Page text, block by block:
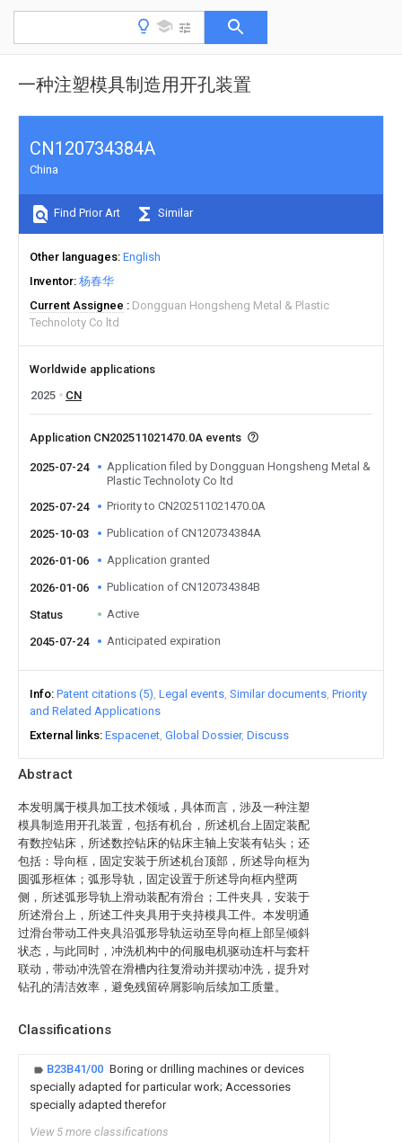
一种注塑模具制造用开孔装置
Abstract
本发明属于模具加工技术领域，具体而言，涉及一种注塑
模具制造用开孔装置，包括有机台，所述机台上固定装配
有数控钻床，所述数控钻床的钻床主轴上安装有钻头；还
包括：导向框，固定安装于所述机台顶部，所述导向框为
圆弧形框体；弧形导轨，固定设置于所述导向框内壁两
侧，所述弧形导轨上滑动装配有滑台；工件夹具，安装于
所述滑台上，所述工件夹具用于夹持模具工件。本发明通
过滑台带动工件夹具沿弧形导轨运动至导向框上部呈倾斜
状态，与此同时，冲洗机构中的伺服电机驱动连杆与套杆
联动，带动冲洗管在滑槽内往复滑动并摆动冲洗，提升对
钻孔的清洁效率，避免残留碎屑影响后续加工质量。
Classifications
B23B41/00 Boring or drilling machines or devices
specially adapted for particular work; Accessories
specially adapted therefor
View 5 more classifications
CN120734384A
China
Find Prior Art Similar
Other languages English
Inventor 杨春华
Current Assignee
Dongguan Hongsheng Metal & Plastic
Technoloty Co ltd
Worldwide applications
2025
CN
Application CN202511021470.0A events
2025-07-24
Application filed by Dongguan Hongsheng Metal &
Plastic Technoloty Co ltd
2025-07-24
Priority to CN202511021470.0A
2025-10-03 Publication of CN120734384A
2026-01-06 Application granted
2026-01-06 Publication of CN120734384B
Status Active
2045-07-24 Anticipated expiration
Info Patent citations (5) Legal events Similar documents Priority
and Related Applications
External links Espacenet Global Dossier Discuss